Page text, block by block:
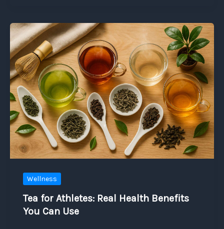
Wellness
Tea for Athletes: Real Health Benefits
You Can Use